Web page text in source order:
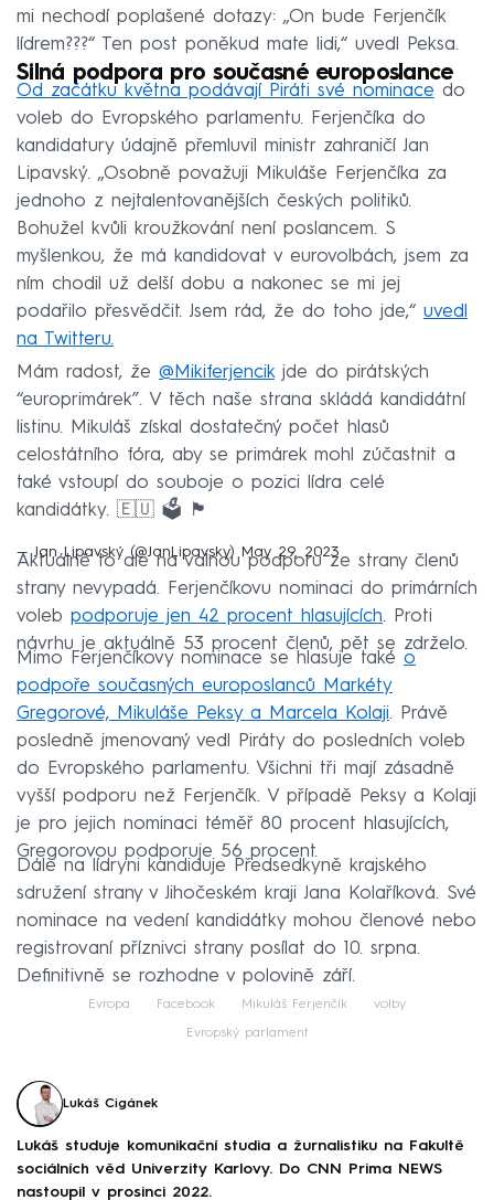
mi nechodí poplašené dotazy: „On bude Ferjenčík
lídrem???“ Ten post poněkud mate lidi,“ uvedl Peksa.
Silná podpora pro současné europoslance
Od začátku května podávají Piráti své nominace do
voleb do Evropského parlamentu. Ferjenčíka do
kandidatury údajně přemluvil ministr zahraničí Jan
Lipavský. „Osobně považuji Mikuláše Ferjenčíka za
jednoho z nejtalentovanějších českých politiků.
Bohužel kvůli kroužkování není poslancem. S
myšlenkou, že má kandidovat v eurovolbách, jsem za
ním chodil už delší dobu a nakonec se mi jej
podařilo přesvědčit. Jsem rád, že do toho jde,“ uvedl
na Twitteru.
Mám radost, že @Mikiferjencikjde do pirátských
“europrimárek”. V těch naše strana skládá kandidátní
listinu. Mikuláš získal dostatečný počet hlasů
celostátního fóra, aby se primárek mohl zúčastnit a
také vstoupí do souboje o pozici lídra celé
kandidátky. 🇪🇺 🗳️ 🏴
— Jan Lipavský (@JanLipavsky) May 29, 2023
Aktuálně to ale na valnou podporu ze strany členů
strany nevypadá. Ferjenčíkovu nominaci do primárních
voleb podporuje jen 42 procent hlasujících. Proti
návrhu je aktuálně 53 procent členů, pět se zdrželo.
Mimo Ferjenčíkovy nominace se hlasuje také o
podpoře současných europoslanců Markéty
Gregorové, Mikuláše Peksy a Marcela Kolaji. Právě
posledně jmenovaný vedl Piráty do posledních voleb
do Evropského parlamentu. Všichni tři mají zásadně
vyšší podporu než Ferjenčík. V případě Peksy a Kolaji
je pro jejich nominaci téměř 80 procent hlasujících,
Gregorovou podporuje 56 procent.
Dále na lídryni kandiduje Předsedkyně krajského
sdružení strany v Jihočeském kraji Jana Kolaříková. Své
nominace na vedení kandidátky mohou členové nebo
registrovaní příznivci strany posílat do 10. srpna.
Definitivně se rozhodne v polovině září.
Evropa Facebook Mikuláš Ferjenčík volby
Evropský parlament
Lukáš Cigánek
Lukáš studuje komunikační studia a žurnalistiku na Fakultě
sociálních věd Univerzity Karlovy. Do CNN Prima NEWS
nastoupil v prosinci 2022.